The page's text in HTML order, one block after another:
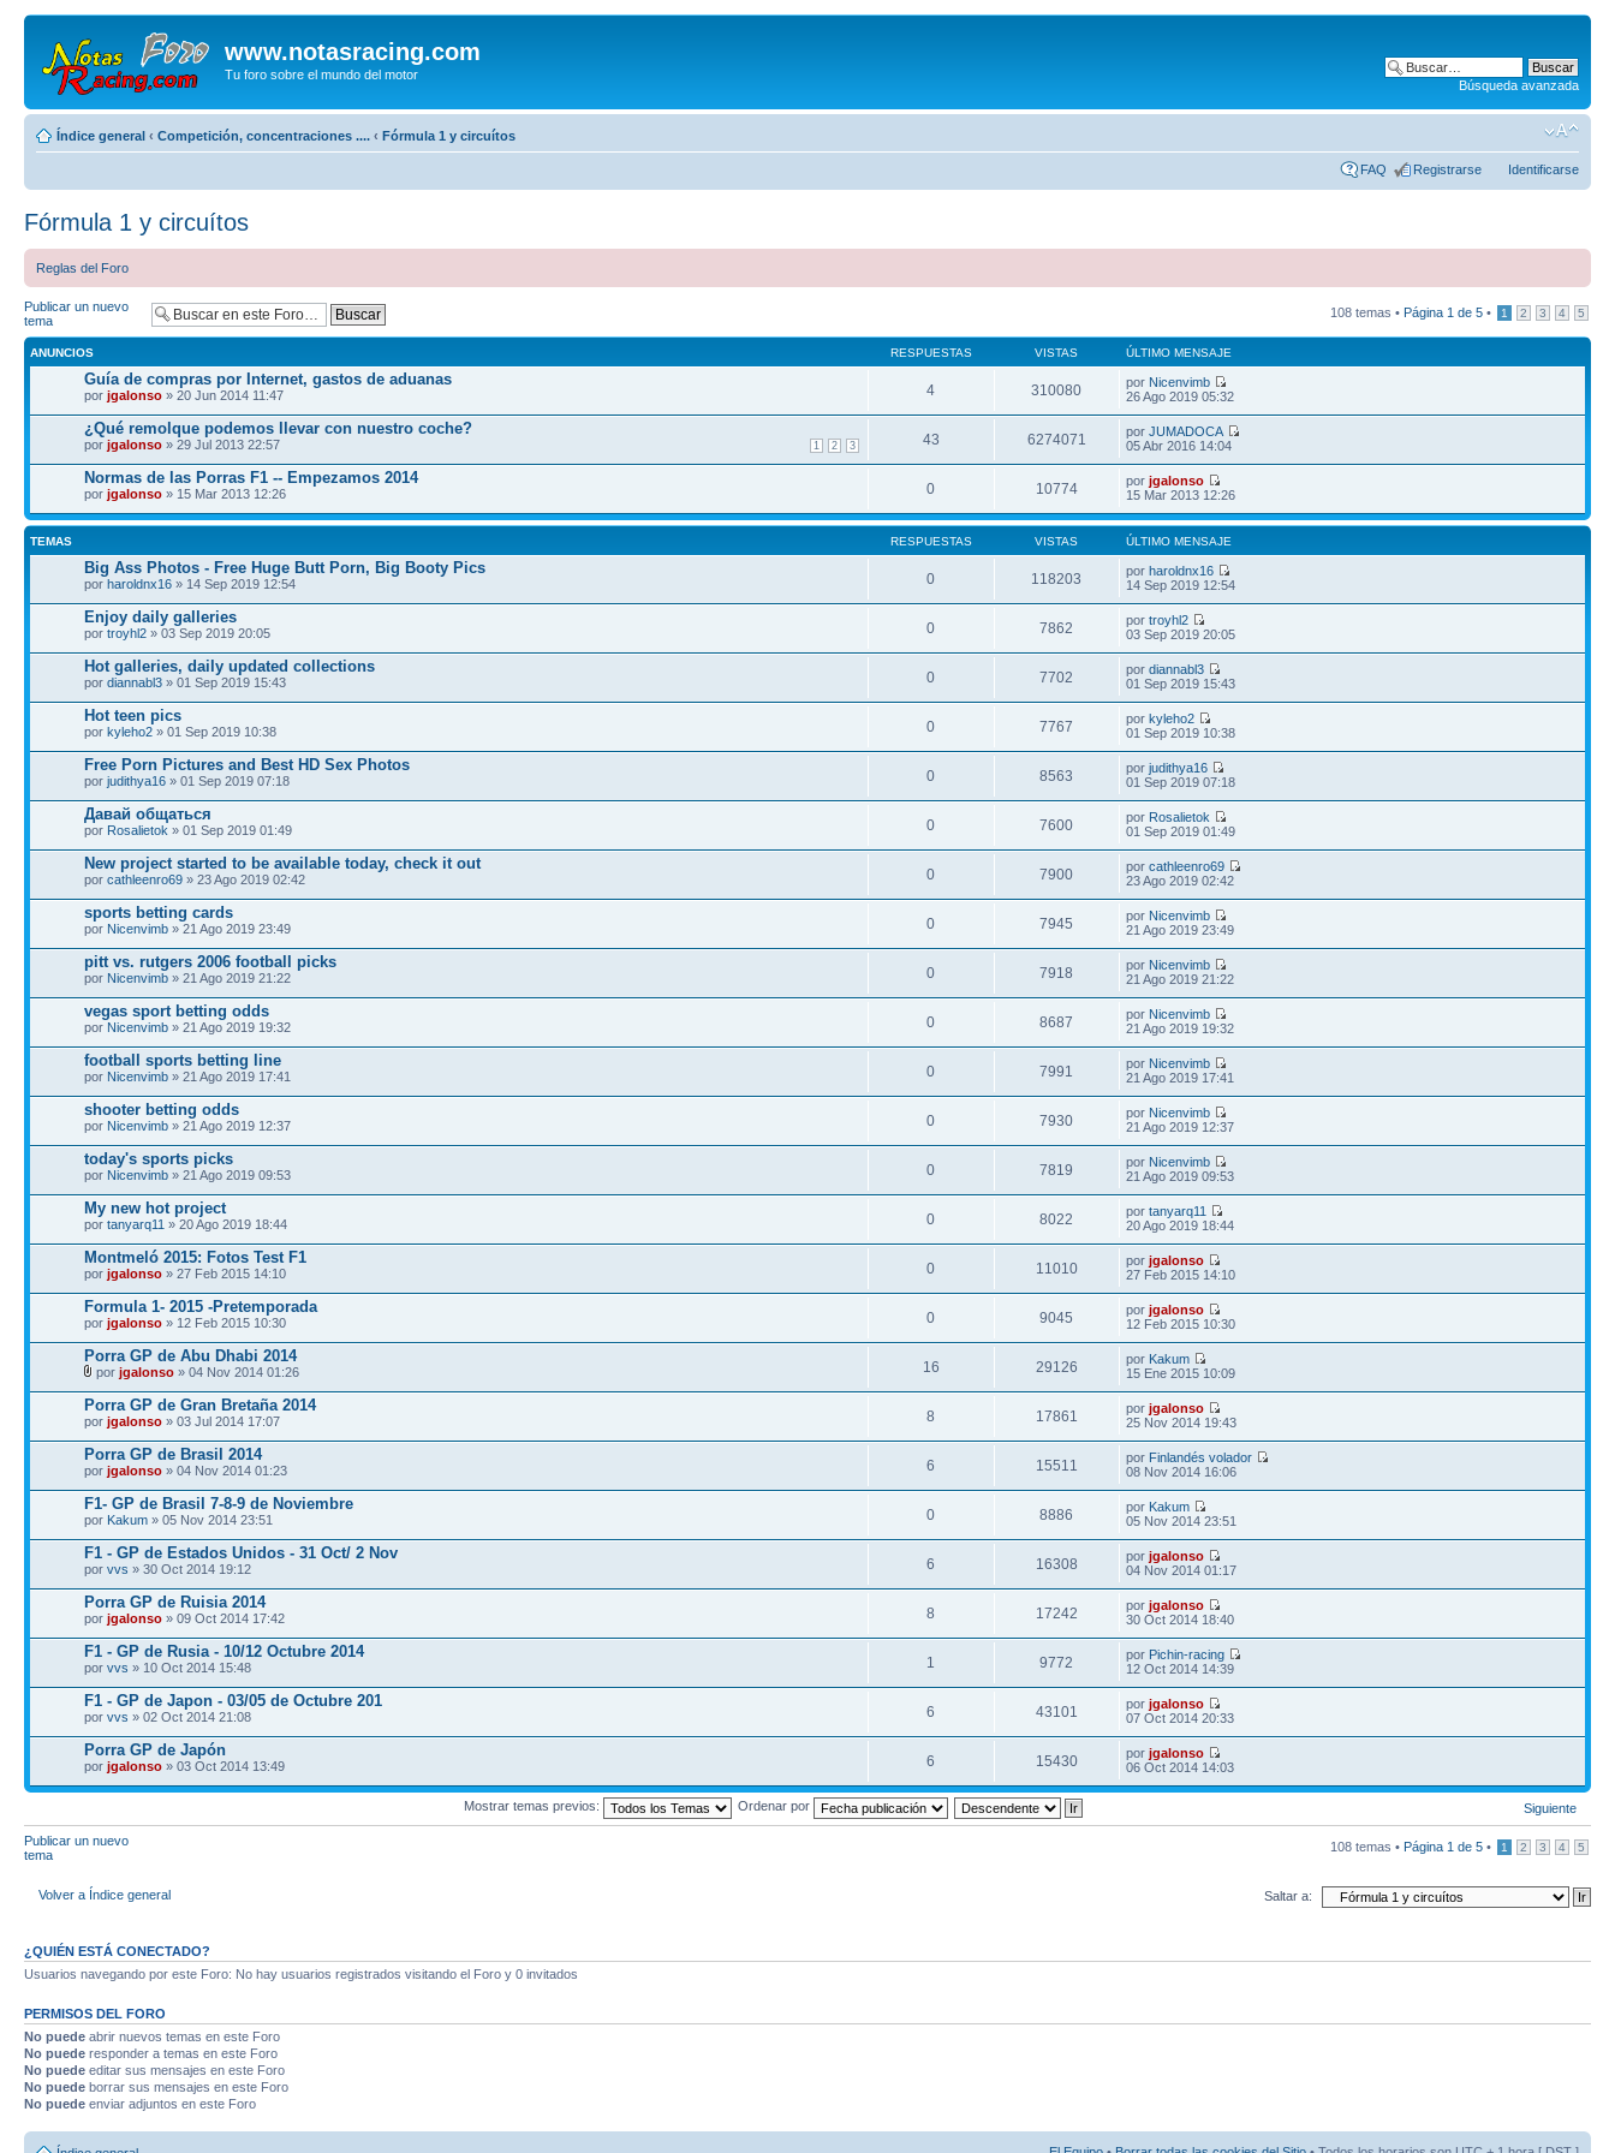
www.notasracing.com
Tu foro sobre el mundo del motor
Búsqueda avanzada
Índice general ‹ Competición, concentraciones .... ‹ Fórmula 1 y circuítos
FAQ Registrarse Identificarse
Fórmula 1 y circuítos
Reglas del Foro
Publicar un nuevo
tema
108 temas • Página 1 de 5 • 1 2 3 4 5
ANUNCIOS RESPUESTAS VISTAS ÚLTIMO MENSAJE
Guía de compras por Internet, gastos de aduanas
por jgalonso » 20 Jun 2014 11:47 4 310080 por Nicenvimb
26 Ago 2019 05:32
¿Qué remolque podemos llevar con nuestro coche?
1 2 3
por jgalonso » 29 Jul 2013 22:57 43 6274071 porJUMADOCA
05 Abr 2016 14:04
Normas de las Porras F1 -- Empezamos 2014
por jgalonso » 15 Mar 2013 12:26 0 10774 porjgalonso
15 Mar 2013 12:26
TEMAS RESPUESTAS VISTAS ÚLTIMO MENSAJE
Big Ass Photos - Free Huge Butt Porn, Big Booty Pics
por haroldnx16 » 14 Sep 2019 12:54 0 118203 porharoldnx16
14 Sep 2019 12:54
Enjoy daily galleries
por troyhl2 » 03 Sep 2019 20:05 0 7862 portroyhl2
03 Sep 2019 20:05
Hot galleries, daily updated collections
por diannabl3 » 01 Sep 2019 15:43 0 7702 pordiannabl3
01 Sep 2019 15:43
Hot teen pics
por kyleho2 » 01 Sep 2019 10:38 0 7767 porkyleho2
01 Sep 2019 10:38
Free Porn Pictures and Best HD Sex Photos
por judithya16 » 01 Sep 2019 07:18 0 8563 porjudithya16
01 Sep 2019 07:18
Давай общаться
por Rosalietok » 01 Sep 2019 01:49 0 7600 por Rosalietok
01 Sep 2019 01:49
New project started to be available today, check it out
por cathleenro69 » 23 Ago 2019 02:42 0 7900 porcathleenro69
23 Ago 2019 02:42
sports betting cards
por Nicenvimb » 21 Ago 2019 23:49 0 7945 por Nicenvimb
21 Ago 2019 23:49
pitt vs. rutgers 2006 football picks
por Nicenvimb » 21 Ago 2019 21:22 0 7918 por Nicenvimb
21 Ago 2019 21:22
vegas sport betting odds
por Nicenvimb » 21 Ago 2019 19:32 0 8687 por Nicenvimb
21 Ago 2019 19:32
football sports betting line
por Nicenvimb » 21 Ago 2019 17:41 0 7991 por Nicenvimb
21 Ago 2019 17:41
shooter betting odds
por Nicenvimb » 21 Ago 2019 12:37 0 7930 por Nicenvimb
21 Ago 2019 12:37
today's sports picks
por Nicenvimb » 21 Ago 2019 09:53 0 7819 por Nicenvimb
21 Ago 2019 09:53
My new hot project
por tanyarq11 » 20 Ago 2019 18:44 0 8022 portanyarq11
20 Ago 2019 18:44
Montmeló 2015: Fotos Test F1
por jgalonso » 27 Feb 2015 14:10 0 11010 porjgalonso
27 Feb 2015 14:10
Formula 1- 2015 -Pretemporada
por jgalonso » 12 Feb 2015 10:30 0 9045 porjgalonso
12 Feb 2015 10:30
Porra GP de Abu Dhabi 2014
por jgalonso » 04 Nov 2014 01:26 16 29126 por Kakum
15 Ene 2015 10:09
Porra GP de Gran Bretaña 2014
por jgalonso » 03 Jul 2014 17:07 8 17861 porjgalonso
25 Nov 2014 19:43
Porra GP de Brasil 2014
por jgalonso » 04 Nov 2014 01:23 6 15511 por Finlandés volador
08 Nov 2014 16:06
F1- GP de Brasil 7-8-9 de Noviembre
por Kakum » 05 Nov 2014 23:51 0 8886 por Kakum
05 Nov 2014 23:51
F1 - GP de Estados Unidos - 31 Oct/ 2 Nov
por vvs » 30 Oct 2014 19:12 6 16308 porjgalonso
04 Nov 2014 01:17
Porra GP de Ruisia 2014
por jgalonso » 09 Oct 2014 17:42 8 17242 porjgalonso
30 Oct 2014 18:40
F1 - GP de Rusia - 10/12 Octubre 2014
por vvs » 10 Oct 2014 15:48 1 9772 por Pichin-racing
12 Oct 2014 14:39
F1 - GP de Japon - 03/05 de Octubre 201
por vvs » 02 Oct 2014 21:08 6 43101 porjgalonso
07 Oct 2014 20:33
Porra GP de Japón
por jgalonso » 03 Oct 2014 13:49 6 15430 porjgalonso
06 Oct 2014 14:03
Siguiente
Mostrar temas previos: Ordenar por
Publicar un nuevo
tema
108 temas • Página 1 de 5 • 1 2 3 4 5
Volver a Índice general Saltar a:
¿QUIÉN ESTÁ CONECTADO?
Usuarios navegando por este Foro: No hay usuarios registrados visitando el Foro y 0 invitados
PERMISOS DEL FORO
No puede abrir nuevos temas en este Foro
No puede responder a temas en este Foro
No puede editar sus mensajes en este Foro
No puede borrar sus mensajes en este Foro
No puede enviar adjuntos en este Foro